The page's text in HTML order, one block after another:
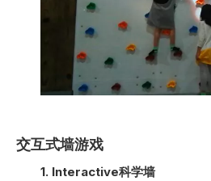
交互式墙游戏
1. Interactive科学墙